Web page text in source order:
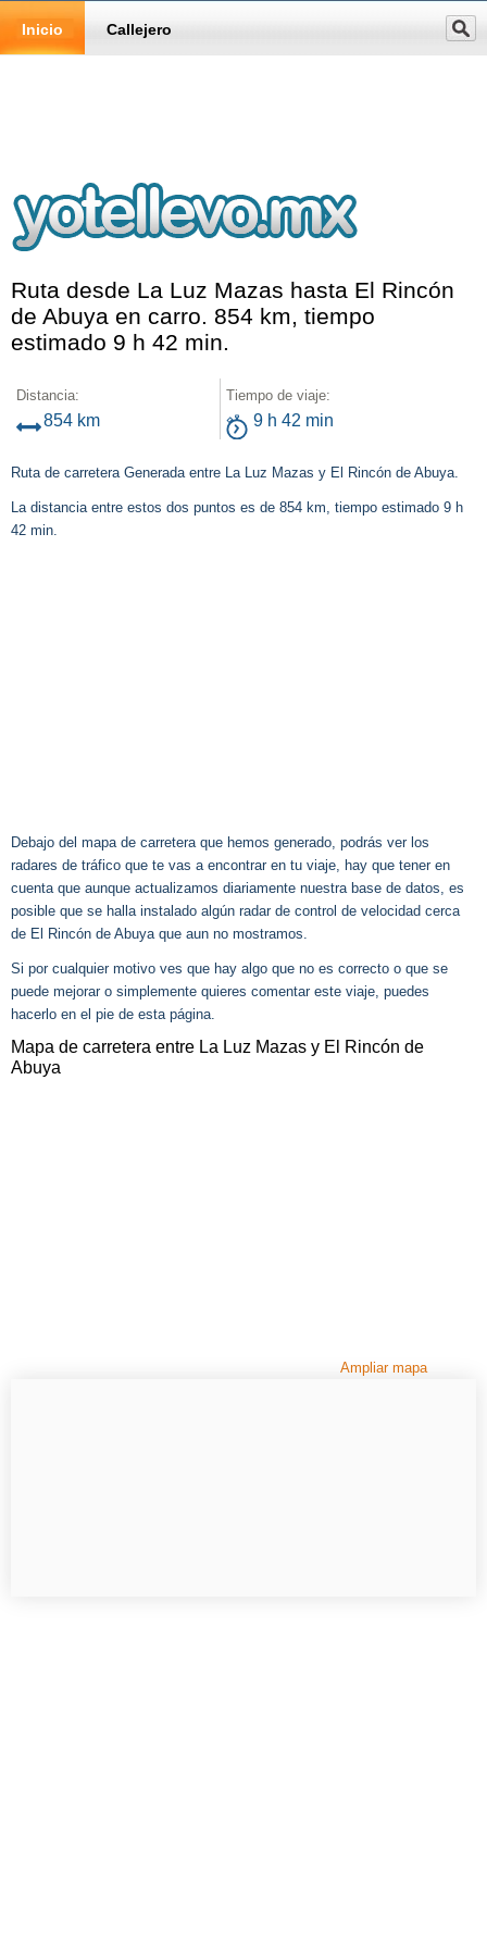
Inicio Callejero
Ruta desde La Luz Mazas hasta El Rincón
de Abuya en carro. 854 km, tiempo
estimado 9 h 42 min.
Distancia:
854 km
Tiempo de viaje:
9 h 42 min
Ruta de carretera Generada entre La Luz Mazas y El Rincón de Abuya.
La distancia entre estos dos puntos es de 854 km, tiempo estimado 9 h
42 min.
Debajo del mapa de carretera que hemos generado, podrás ver los
radares de tráfico que te vas a encontrar en tu viaje, hay que tener en
cuenta que aunque actualizamos diariamente nuestra base de datos, es
posible que se halla instalado algún radar de control de velocidad cerca
de El Rincón de Abuya que aun no mostramos.
Si por cualquier motivo ves que hay algo que no es correcto o que se
puede mejorar o simplemente quieres comentar este viaje, puedes
hacerlo en el pie de esta página.
Mapa de carretera entre La Luz Mazas y El Rincón de
Abuya
Ampliar mapa